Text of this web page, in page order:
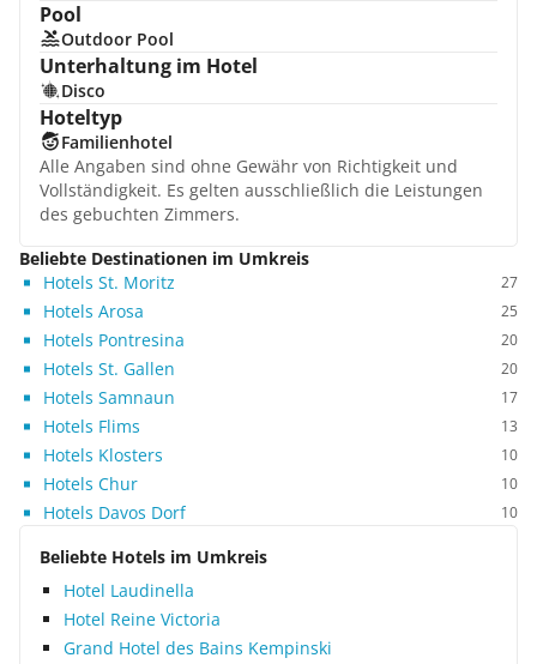
Pool
Outdoor Pool
Unterhaltung im Hotel
Disco
Hoteltyp
Familienhotel
Alle Angaben sind ohne Gewähr von Richtigkeit und
Vollständigkeit. Es gelten ausschließlich die Leistungen
des gebuchten Zimmers.
Beliebte Destinationen im Umkreis
Hotels St. Moritz
27
Hotels Arosa 25
Hotels Pontresina 20
Hotels St. Gallen 20
Hotels Samnaun 17
Hotels Flims 13
Hotels Klosters 10
Hotels Chur 10
Hotels Davos Dorf 10
Beliebte Hotels im Umkreis
Hotel Laudinella
Hotel Reine Victoria
Grand Hotel des Bains Kempinski